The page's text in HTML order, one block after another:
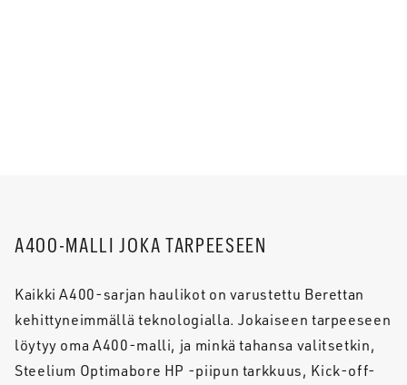
A400-MALLI JOKA TARPEESEEN
Kaikki A400-sarjan haulikot on varustettu Berettan
kehittyneimmällä teknologialla. Jokaiseen tarpeeseen
löytyy oma A400-malli, ja minkä tahansa valitsetkin,
Steelium Optimabore HP -piipun tarkkuus, Kick-off-